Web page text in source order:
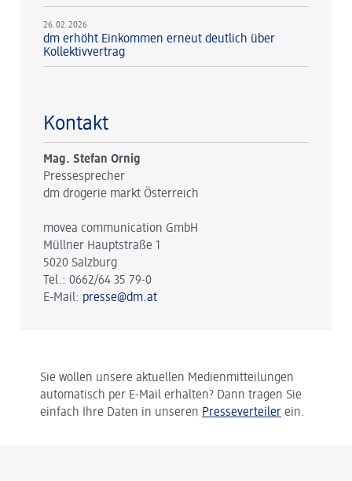
26.02.2026
dm erhöht Einkommen erneut deutlich über
Kollektivvertrag
Kontakt
Mag. Stefan Ornig
Pressesprecher
dm drogerie markt Österreich
movea communication GmbH
Müllner Hauptstraße 1
5020 Salzburg
Tel.: 0662/64 35 79-0
E-Mail: presse@dm.at
Sie wollen unsere aktuellen Medienmitteilungen
automatisch per E-Mail erhalten? Dann tragen Sie
einfach Ihre Daten in unseren Presseverteiler ein.